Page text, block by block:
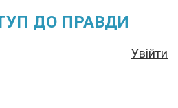
ДО ПРАВДИ
Увійти